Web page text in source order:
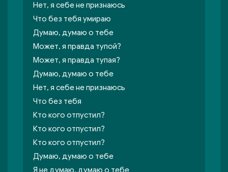
Нет, я себе не признаюсь
Что без тебя умираю
Думаю, думаю о тебе
Может, я правда тупой?
Может, я правда тупая?
Думаю, думаю о тебе
Нет, я себе не признаюсь
Что без тебя
Кто кого отпустил?
Кто кого отпустил?
Кто кого отпустил?
Думаю, думаю о тебе
Я не думаю, думаю о тебе